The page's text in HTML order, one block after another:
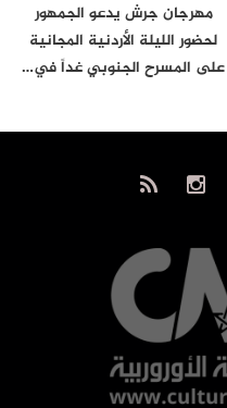
مهرجان جرش يدعو الجمهور
لحضور الليلة الأردنية المجانية
على المسرح الجنوبي غداً في…